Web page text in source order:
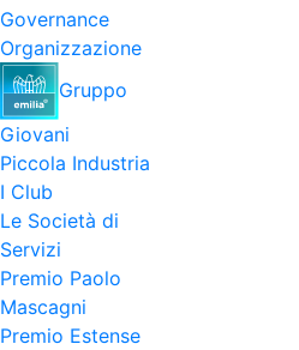
Governance
Organizzazione
Gruppo
Giovani
Piccola Industria
I Club
Le Società di
Servizi
Premio Paolo
Mascagni
Premio Estense